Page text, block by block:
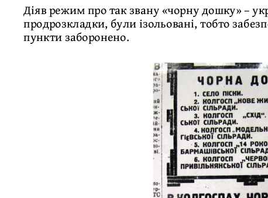
Діяв режим про так звану «чорну дошку» –
продрозкладки, були ізольовані, тобто
пункти заборонено.